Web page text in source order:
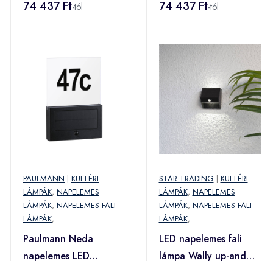
74 437 Ft-tól 74 437 Ft-tól
PAULMANN | KÜLTÉRI
LÁMPÁK, NAPELEMES
LÁMPÁK, NAPELEMES FALI
LÁMPÁK,
Paulmann Neda
napelemes LED
STAR TRADING | KÜLTÉRI
LÁMPÁK, NAPELEMES
LÁMPÁK, NAPELEMES FALI
LÁMPÁK,
LED napelemes fali
lámpa Wally up-and